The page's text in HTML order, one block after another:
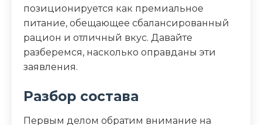
омега-3 и омега-6 жирные кислоты,
таурин, L-карнитин
Пищевая ценность
Жир (%)
позиционируется как премиальное
питание, обещающее сбалансированный
рацион и отличный вкус. Давайте
разберемся, насколько оправданы эти
заявления.
Разбор состава
Первым делом обратим внимание на